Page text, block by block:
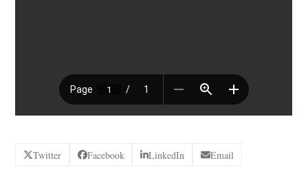
Twitter Facebook LinkedIn Email